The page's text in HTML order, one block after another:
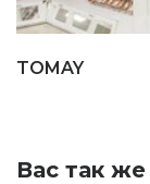
TOMAY
Вас так